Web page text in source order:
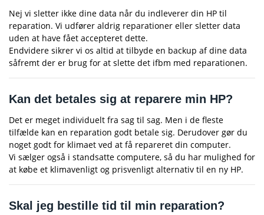
Nej vi sletter ikke dine data når du indleverer din HP til
reparation. Vi udfører aldrig reparationer eller sletter data
uden at have fået accepteret dette.
Endvidere sikrer vi os altid at tilbyde en backup af dine data
såfremt der er brug for at slette det ifbm med reparationen.
Kan det betales sig at reparere min HP?
Det er meget individuelt fra sag til sag. Men i de fleste
tilfælde kan en reparation godt betale sig. Derudover gør du
noget godt for klimaet ved at få repareret din computer.
Vi sælger også i standsatte computere, så du har mulighed for
at købe et klimavenligt og prisvenligt alternativ til en ny HP.
Skal jeg bestille tid til min reparation?